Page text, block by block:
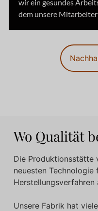
wir ein gesundes
dem unsere
Wo Qualität
Die Produktionsstätte
neuesten Technologie
Herstellungsverfahren
Unsere Fabrik hat